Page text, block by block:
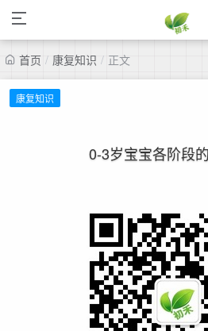
首页 / 康复知识 / 正文
康复知识
0-3岁宝宝各阶段